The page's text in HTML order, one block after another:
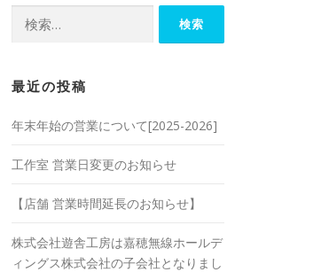
最近の投稿
年末年始の営業について[2025-2026]
工作室 営業日変更のお知らせ
【店舗 営業時間延長のお知らせ】
株式会社遊舎工房は嘉穂無線ホールデ
ィングス株式会社の子会社となりまし